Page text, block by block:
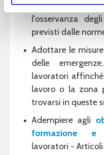
richiedendo al
l'osservanza
previsti dalle
Adottare le
delle
lavoratori
lavoro o la zona
trovarsi in queste
Adempiere agli
formazione e
lavoratori - Articoli